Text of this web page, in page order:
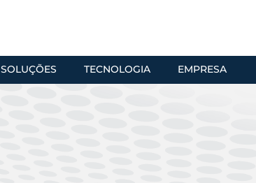
SOLUÇÕES TECNOLOGIA EMPRESA